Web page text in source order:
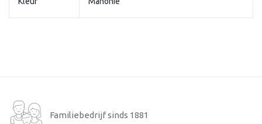
Familiebedrijf sinds 1881